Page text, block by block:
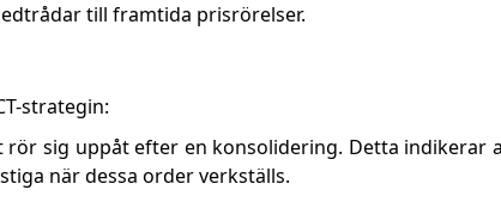
till framtida prisrörelser.
strategin:
rör sig uppåt efter en konsolidering. Detta indikerar
när dessa order verkställs.